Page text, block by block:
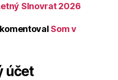
Slnovrat 2026
Som v
účet